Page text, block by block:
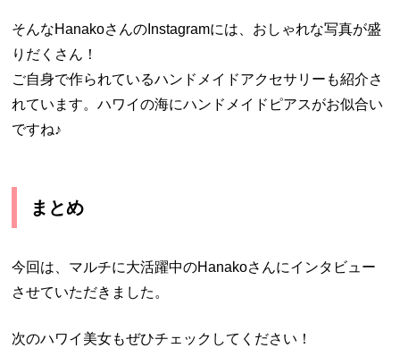
そんなHanakoさんのInstagramには、おしゃれな写真が盛
りだくさん！
ご自身で作られているハンドメイドアクセサリーも紹介さ
れています。ハワイの海にハンドメイドピアスがお似合い
ですね♪
まとめ
今回は、マルチに大活躍中のHanakoさんにインタビュー
させていただきました。
次のハワイ美女もぜひチェックしてください！